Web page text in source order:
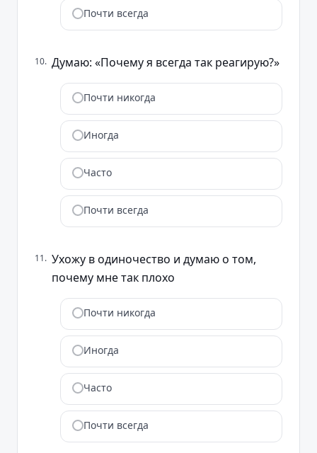
Почти всегда
10. Думаю: «Почему я всегда так реагирую?»
Почти никогда
Иногда
Часто
Почти всегда
11. Ухожу в одиночество и думаю о том,
почему мне так плохо
Почти никогда
Иногда
Часто
Почти всегда